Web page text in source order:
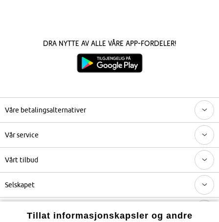
Dra nytte av alle våre app-fordeler!
Våre betalingsalternativer
Vår service
Vårt tilbud
Selskapet
Tillat informasjonskapsler og andre